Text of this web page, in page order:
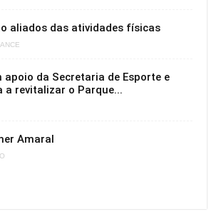
aliados das atividades físicas
apoio da Secretaria de Esporte e
a revitalizar o Parque...
Amaral